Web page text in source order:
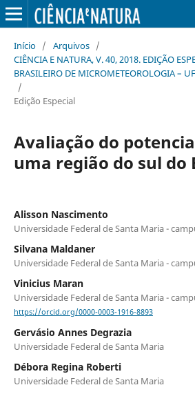
Início / Arquivos /
CIÊNCIA E NATURA, V. 40, 2018. EDIÇÃO
BRASILEIRO DE MICROMETEOROLOGIA –
/
Edição Especial
Avaliação do
uma região do sul do
Alisson Nascimento
Universidade Federal de Santa Maria -
Silvana Maldaner
Universidade Federal de Santa Maria -
Vinicius Maran
Universidade Federal de Santa Maria -
https://orcid.org/0000-0003-1916-8893
Gervásio Annes Degrazia
Universidade Federal de Santa Maria
Débora Regina Roberti
Universidade Federal de Santa Maria